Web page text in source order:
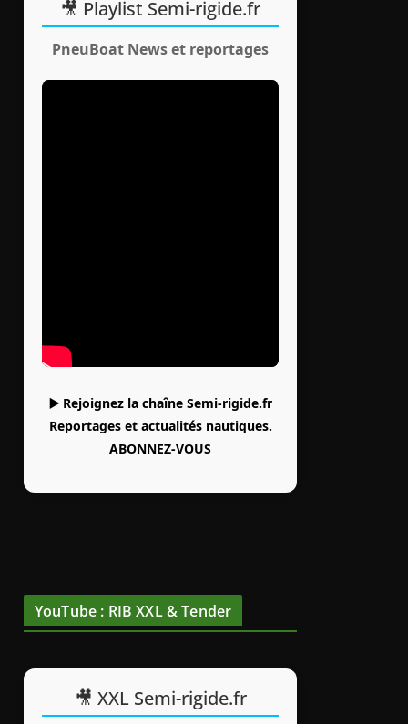
🎥 Playlist Semi-rigide.fr
PneuBoat News et reportages
▶️ Rejoignez la chaîne Semi-rigide.fr
Reportages et actualités nautiques.
ABONNEZ-VOUS
YouTube : RIB XXL & Tender
🎥 XXL Semi-rigide.fr